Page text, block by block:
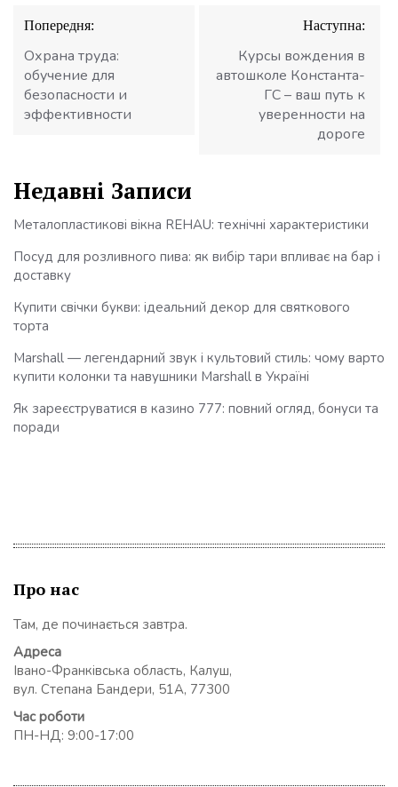
Навігація
записів
Попередня:
Охрана труда:
обучение для
безопасности и
эффективности
Наступна:
Курсы вождения в
автошколе Константа-
ГС – ваш путь к
уверенности на
дороге
Недавні Записи
Металопластикові вікна REHAU: технічні характеристики
Посуд для розливного пива: як вибір тари впливає на бар і
доставку
Купити свічки букви: ідеальний декор для святкового
торта
Marshall — легендарний звук і культовий стиль: чому варто
купити колонки та навушники Marshall в Україні
Як зареєструватися в казино 777: повний огляд, бонуси та
поради
Про нас
Там, де починається завтра.
Адреса
Івано-Франківська область, Калуш,
вул. Степана Бандери, 51А, 77300
Час роботи
ПН-НД: 9:00-17:00